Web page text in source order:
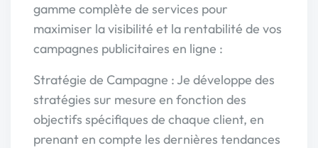
gamme complète de services pour
maximiser la visibilité et la rentabilité de vos
campagnes publicitaires en ligne :
Stratégie de Campagne : Je développe des
stratégies sur mesure en fonction des
objectifs spécifiques de chaque client, en
prenant en compte les dernières tendances